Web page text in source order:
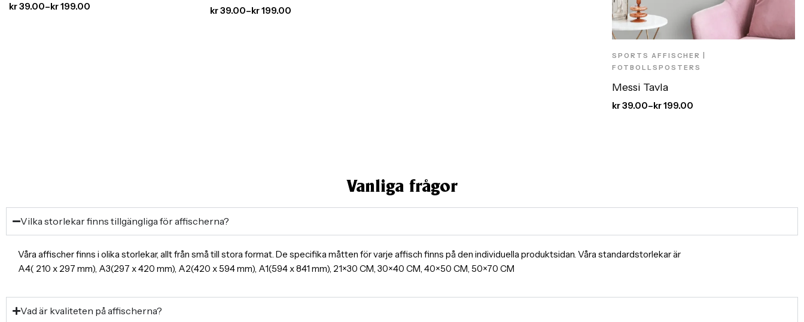
kr39.00–kr199.00 kr39.00–kr199.00
SPORTS AFFISCHER |
FOTBOLLSPOSTERS
Messi Tavla
kr39.00–kr199.00
Vanliga frågor
Vilka storlekar finns tillgängliga för affischerna?
Våra affischer finns i olika storlekar, allt från små till stora format. De specifika måtten för varje affisch finns på den individuella produktsidan. Våra standardstorlekar är
A4( 210 x 297 mm), A3(297 x 420 mm), A2(420 x 594 mm), A1(594 x 841 mm), 21×30 CM, 30×40 CM, 40×50 CM, 50×70 CM
Vad är kvaliteten på affischerna?